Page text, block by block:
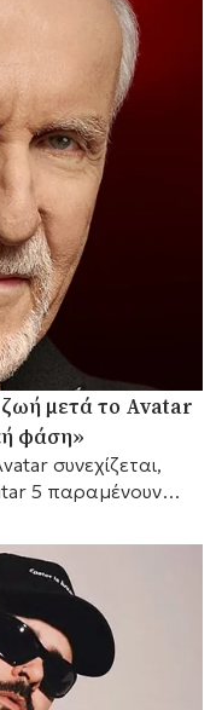
ζωή μετά το Avatar
φάση»
συνεχίζεται,
5 παραμένουν